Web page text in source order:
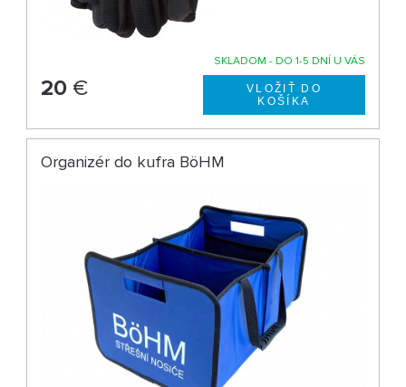
SKLADOM - DO 1-5 DNÍ U VÁS
20 €
Organizér do kufra BöHM